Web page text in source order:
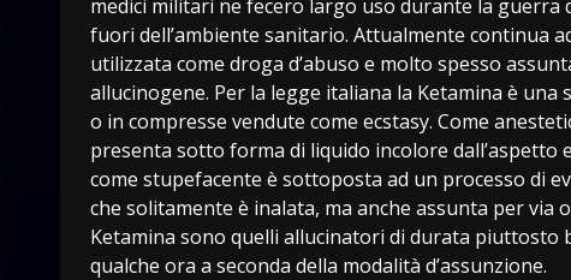
medici militari ne fecero largo uso durante la
fuori dell’ambiente sanitario. Attualmente continua
utilizzata come droga d’abuso e molto spesso
allucinogene. Per la legge italiana la Ketamina è
o in compresse vendute come ecstasy. Come
presenta sotto forma di liquido incolore dall’aspetto
come stupefacente è sottoposta ad un processo di
che solitamente è inalata, ma anche assunta per
Ketamina sono quelli allucinatori di durata piuttosto
qualche ora a seconda della modalità d’assunzione.